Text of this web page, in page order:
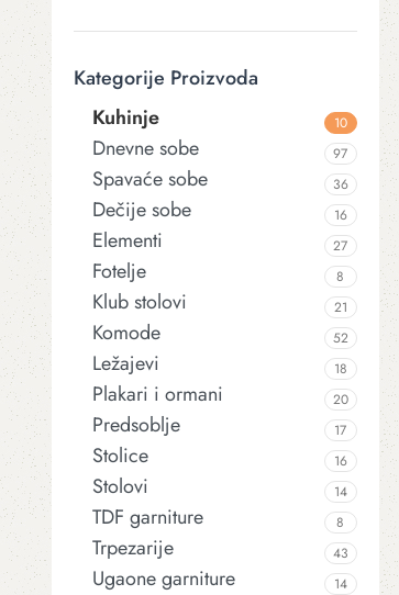
Kategorije Proizvoda
Kuhinje
10
Dnevne sobe 97
Spavaće sobe 36
Dečije sobe 16
Elementi 27
Fotelje 8
Klub stolovi 21
Komode 52
Ležajevi 18
Plakari i ormani 20
Predsoblje 17
Stolice 16
Stolovi 14
TDF garniture 8
Trpezarije 43
Ugaone garniture 14